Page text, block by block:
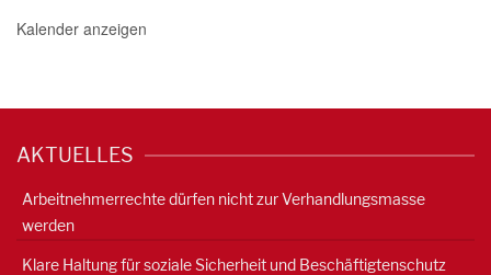
Kalender anzeigen
AKTUELLES
Arbeitnehmerrechte dürfen nicht zur Verhandlungsmasse
werden
Klare Haltung für soziale Sicherheit und Beschäftigtenschutz